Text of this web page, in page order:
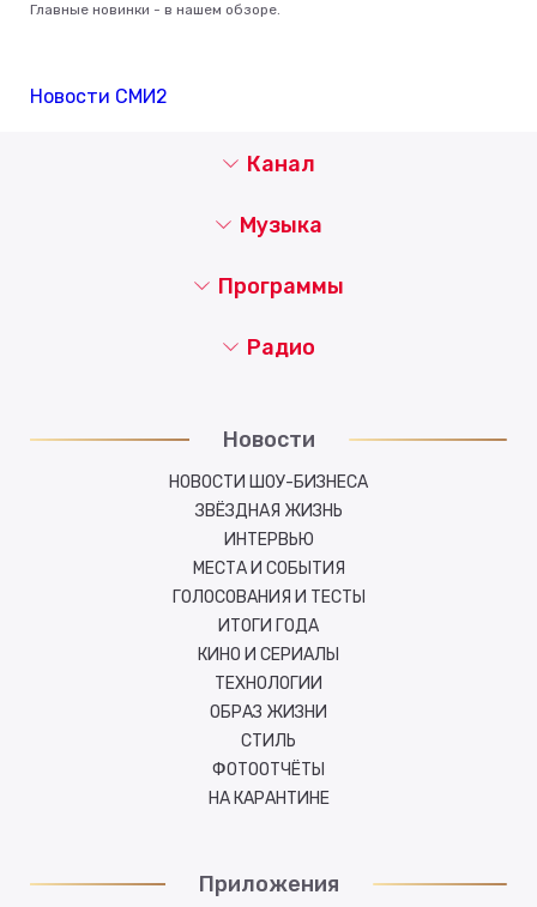
Главные новинки - в нашем обзоре.
Новости СМИ2
Канал
Музыка
Новости
НОВОСТИ ШОУ-БИЗНЕСА
ЗВЁЗДНАЯ ЖИЗНЬ
ИНТЕРВЬЮ
МЕСТА И СОБЫТИЯ
ГОЛОСОВАНИЯ И ТЕСТЫ
ИТОГИ ГОДА
КИНО И СЕРИАЛЫ
ТЕХНОЛОГИИ
ОБРАЗ ЖИЗНИ
СТИЛЬ
ФОТООТЧЁТЫ
НА КАРАНТИНЕ
Программы
Радио
Приложения